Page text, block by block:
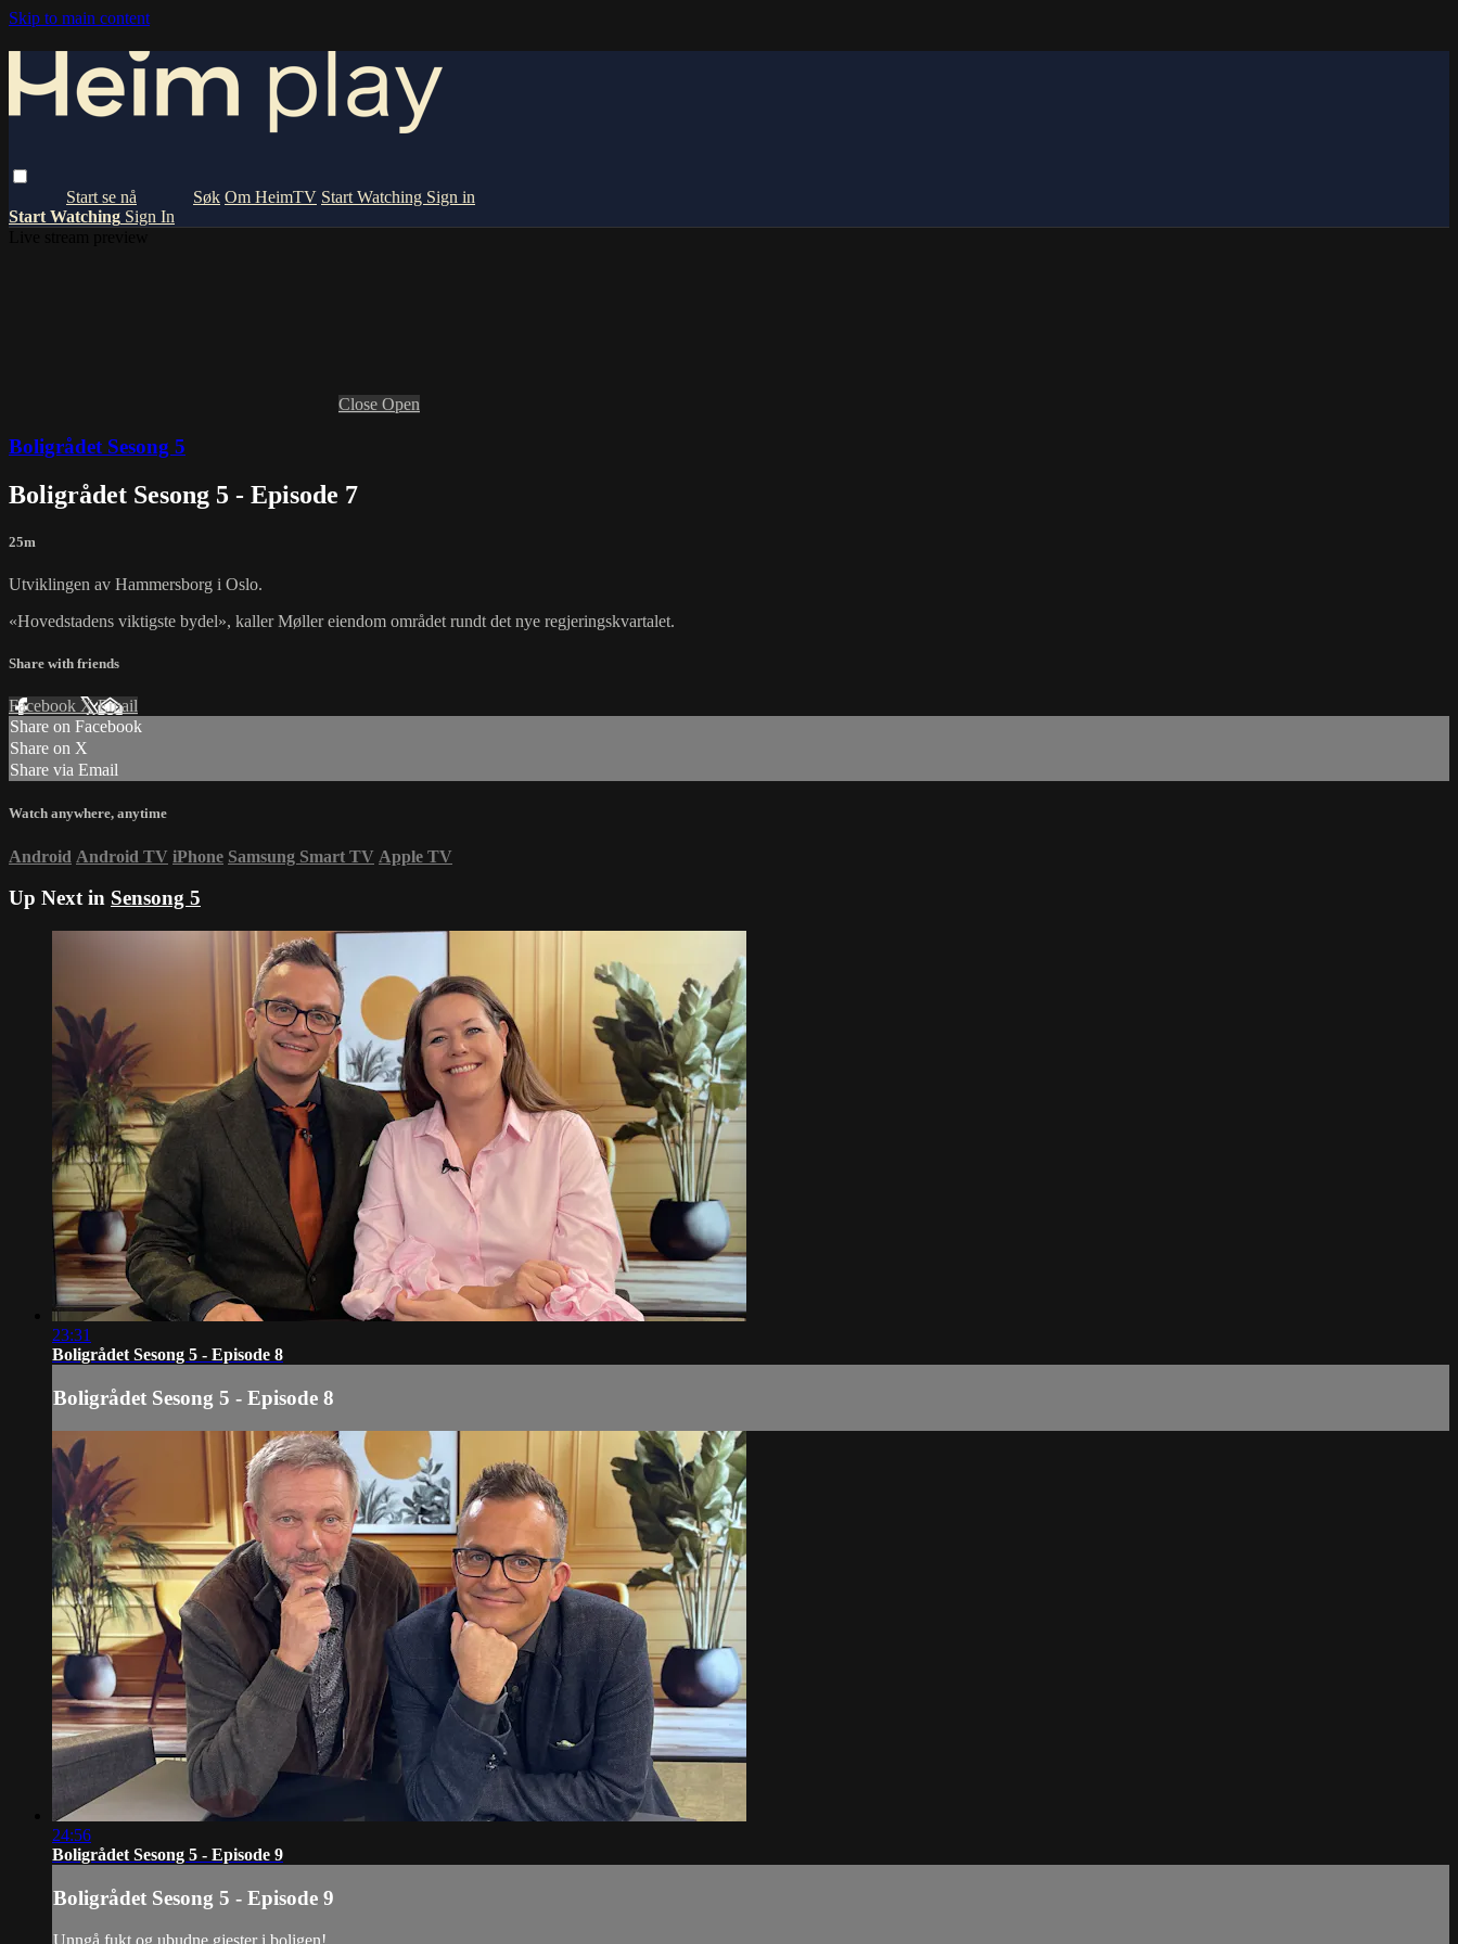
Skip to main content
Om HeimTV Start Watching Sign in
Start Watching Sign In
Close Open
Boligrådet Sesong 5
Boligrådet Sesong 5 - Episode 7
25m
Utviklingen av Hammersborg i Oslo.
«Hovedstadens viktigste bydel», kaller Møller eiendom området rundt det nye regjeringskvartalet.
Share with friends
Facebook XEmail
Share on Facebook
Share on X
Share via Email
Watch anywhere, anytime
Android Android TV iPhone Samsung Smart TV Apple TV
Up Next in Sensong 5
23:31
Boligrådet Sesong 5 - Episode 8
Boligrådet Sesong 5 - Episode 8
24:56
Boligrådet Sesong 5 - Episode 9
Boligrådet Sesong 5 - Episode 9
Unngå fukt og ubudne gjester i boligen!